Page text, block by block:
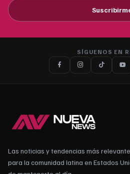
SÍGUENOS EN
Las noticias y tendencias más
para la comunidad latina en Estados